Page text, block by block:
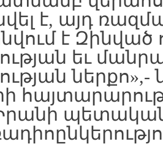
է, այդ
է Զինված
եւ
ներքո»,-
Իրանի